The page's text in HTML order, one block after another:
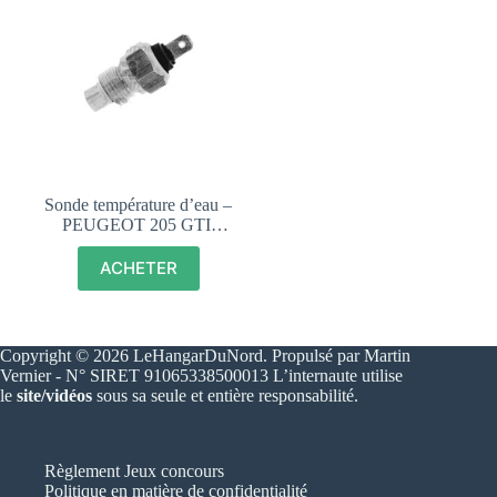
Sonde température d’eau –
PEUGEOT 205 GTI,
RALLYE, ESSENCE,
DIESEL – 137672
ACHETER
Copyright © 2026 LeHangarDuNord. Propulsé par Martin
Vernier - N° SIRET 91065338500013 L’internaute utilise
le site/vidéos sous sa seule et entière responsabilité.
Règlement Jeux concours
Politique en matière de confidentialité